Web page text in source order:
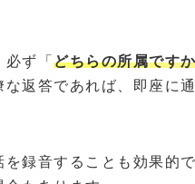
ず「 どちらの所属です
返答であれば、即座に
録音することも効果的